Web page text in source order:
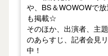
や、BS＆WOWOWで
も掲載☆
そのほか、出演者、主
のあらすじ、記者会見
中！